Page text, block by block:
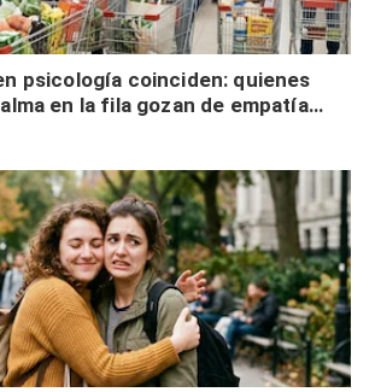
psicología coinciden: quienes
en la fila gozan de empatía
y no solo tienen autocontrol